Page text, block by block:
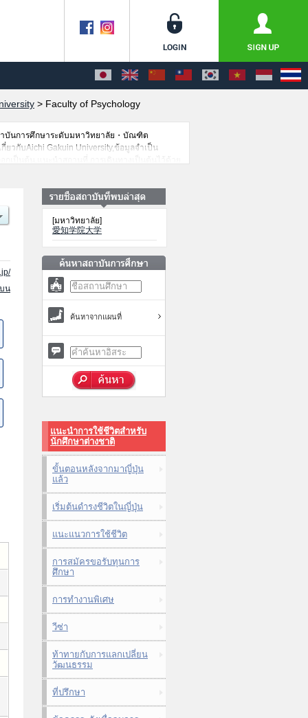
> Faculty of Psychology
ถาบันการศึกษาระดับมหาวิทยาลัย・บัณฑิต
วกับAichi Gakuin University,ข้อมูลจำเป็น
น
[มหาวิทยาลัย]
愛知学院大学
ค้นหาจากแผนที่
แนะนำการใช้ชีวิตสำหรับ
นักศึกษาต่างชาติ
ขั้นตอนหลังจากมาญี่ปุ่น
แล้ว
เริ่มต้นดำรงชีวิตในญี่ปุ่น
แนะแนวการใช้ชีวิต
การสมัครขอรับทุนการ
ศึกษา
การทำงานพิเศษ
วีซ่า
ท้าทายกับการแลกเปลี่ยน
วัฒนธรรม
ที่ปรึกษา